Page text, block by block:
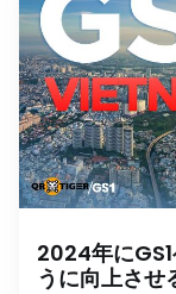
2024年に
うに向上させ